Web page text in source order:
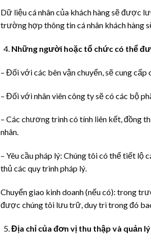
Dữ liệu cá nhân của khách hàng sẽ được
trường hợp thông tin cá nhân khách hàng
Những người hoặc tổ chức có thể
– Đối với các bên vận chuyển, sẽ cung cấp
– Đối với nhân viên công ty sẽ có các bộ
– Các chương trình có tính liên kết, đồng
nhân.
– Yêu cầu pháp lý: Chúng tôi có thể tiết lộ
thủ các quy trình pháp lý.
Chuyển giao kinh doanh (nếu có): trong
được chúng tôi lưu trữ, duy trì trong đó
Địa chỉ của đơn vị thu thập và quản